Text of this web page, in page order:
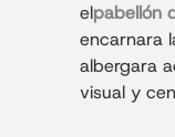
elpabellón
encarnara
albergara
visual y